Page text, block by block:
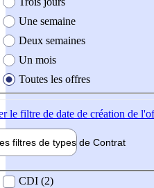
Une semaine
Deux semaines
Un mois
Toutes les offres
le filtre de date de création de
filtres de types de Contrat
contrat
CDI (2)